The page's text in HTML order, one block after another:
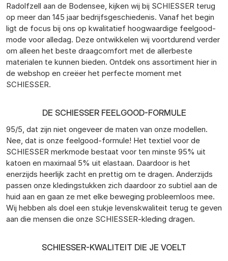
Radolfzell aan de Bodensee, kijken wij bij SCHIESSER terug
op meer dan 145 jaar bedrijfsgeschiedenis. Vanaf het begin
ligt de focus bij ons op kwalitatief hoogwaardige feelgood-
mode voor alledag. Deze ontwikkelen wij voortdurend verder
om alleen het beste draagcomfort met de allerbeste
materialen te kunnen bieden. Ontdek ons assortiment hier in
de webshop en creëer het perfecte moment met
SCHIESSER.
DE SCHIESSER FEELGOOD-FORMULE
95/5, dat zijn niet ongeveer de maten van onze modellen.
Nee, dat is onze feelgood-formule! Het textiel voor de
SCHIESSER merkmode bestaat voor ten minste 95% uit
katoen en maximaal 5% uit elastaan. Daardoor is het
enerzijds heerlijk zacht en prettig om te dragen. Anderzijds
passen onze kledingstukken zich daardoor zo subtiel aan de
huid aan en gaan ze met elke beweging probleemloos mee.
Wij hebben als doel een stukje levenskwaliteit terug te geven
aan die mensen die onze SCHIESSER-kleding dragen.
SCHIESSER-KWALITEIT DIE JE VOELT